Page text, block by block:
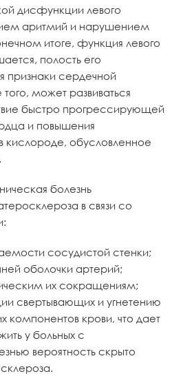
дисфункции левого
аритмий и нарушением
итоге, функция левого
полость его
признаки сердечной
может развиваться
быстро прогрессирующей
и повышения
кислороде, обусловленное
болезнь
в связи со
сосудистой стенки;
оболочки артерий;
их сокращениям;
свертывающих и угнетению
компонентов крови, что дает
у больных с
вероятность скрыто